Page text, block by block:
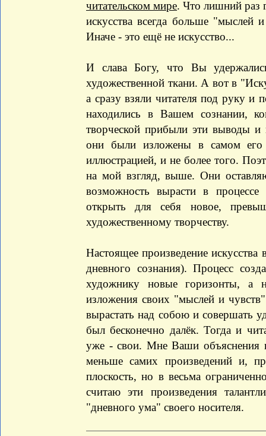
читательском мире. Что лишний раз
искусства всегда больше "мыслей
Иначе - это ещё не искусство...
И слава Богу, что Вы
художественной ткани. А вот в
а сразу взяли читателя под руку и
находились в Вашем сознании,
творческой прибыли эти выводы и
они были изложены в самом его
иллюстрацией, и не более того.
на мой взгляд, выше. Они
возможность вырасти в
открыть для себя новое,
художественному творчеству.
Настоящее произведение искусства
дневного сознания). Процесс
художнику новые горизонты, а
изложения своих "мыслей и
вырастать над собою и совершать
был бесконечно далёк. Тогда и
уже - свои. Мне Ваши объяснения
меньше самих произведений и,
плоскость, но в весьма
считаю эти произведения
"дневного ума" своего носителя.